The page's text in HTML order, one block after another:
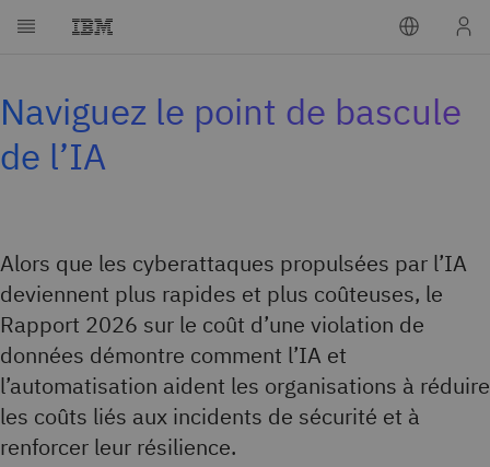
Naviguez le point de bascule
de l’IA
Alors que les cyberattaques propulsées par l’IA
deviennent plus rapides et plus coûteuses, le
Rapport 2026 sur le coût d’une violation de
données démontre comment l’IA et
l’automatisation aident les organisations à réduire
les coûts liés aux incidents de sécurité et à
renforcer leur résilience.